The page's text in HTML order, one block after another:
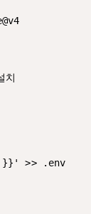
치
>> .env